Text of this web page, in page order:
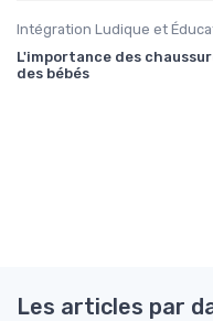
Intégration Ludique et
L'importance des
des bébés
Les articles par